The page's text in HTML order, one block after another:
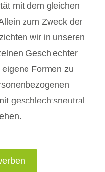
mit dem gleichen
zum Zweck der
wir in unseren
Geschlechter
Formen zu
geschlechtsneutral